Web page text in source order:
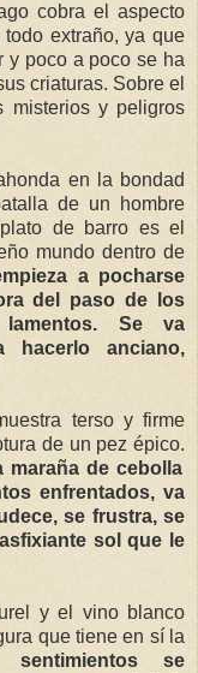
cobra el aspecto
extraño, ya que
y poco a poco se ha
criaturas. Sobre el
misterios y peligros
en la bondad
de un hombre
de barro es el
mundo dentro de
a pocharse
del paso de los
Se va
hacerlo anciano,
terso y firme
de un pez épico.
maraña de cebolla
enfrentados, va
se frustra, se
sol que le
y el vino blanco
que tiene en sí la
sentimientos se